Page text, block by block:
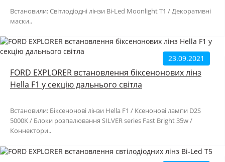
Встановили: Світлодіодні лінзи Bi-Led Moonlight T1 / Декоративні
маски..
23.09.2021
FORD EXPLORER встановлення біксенонових лінз
Hella F1 у секцію дальнього світла
Встановили: Біксенонові лінзи Hella F1 / Ксенонові лампи D2S
5000K / Блоки розпалювання SILVER series Fast Bright 35w /
Коннектори..